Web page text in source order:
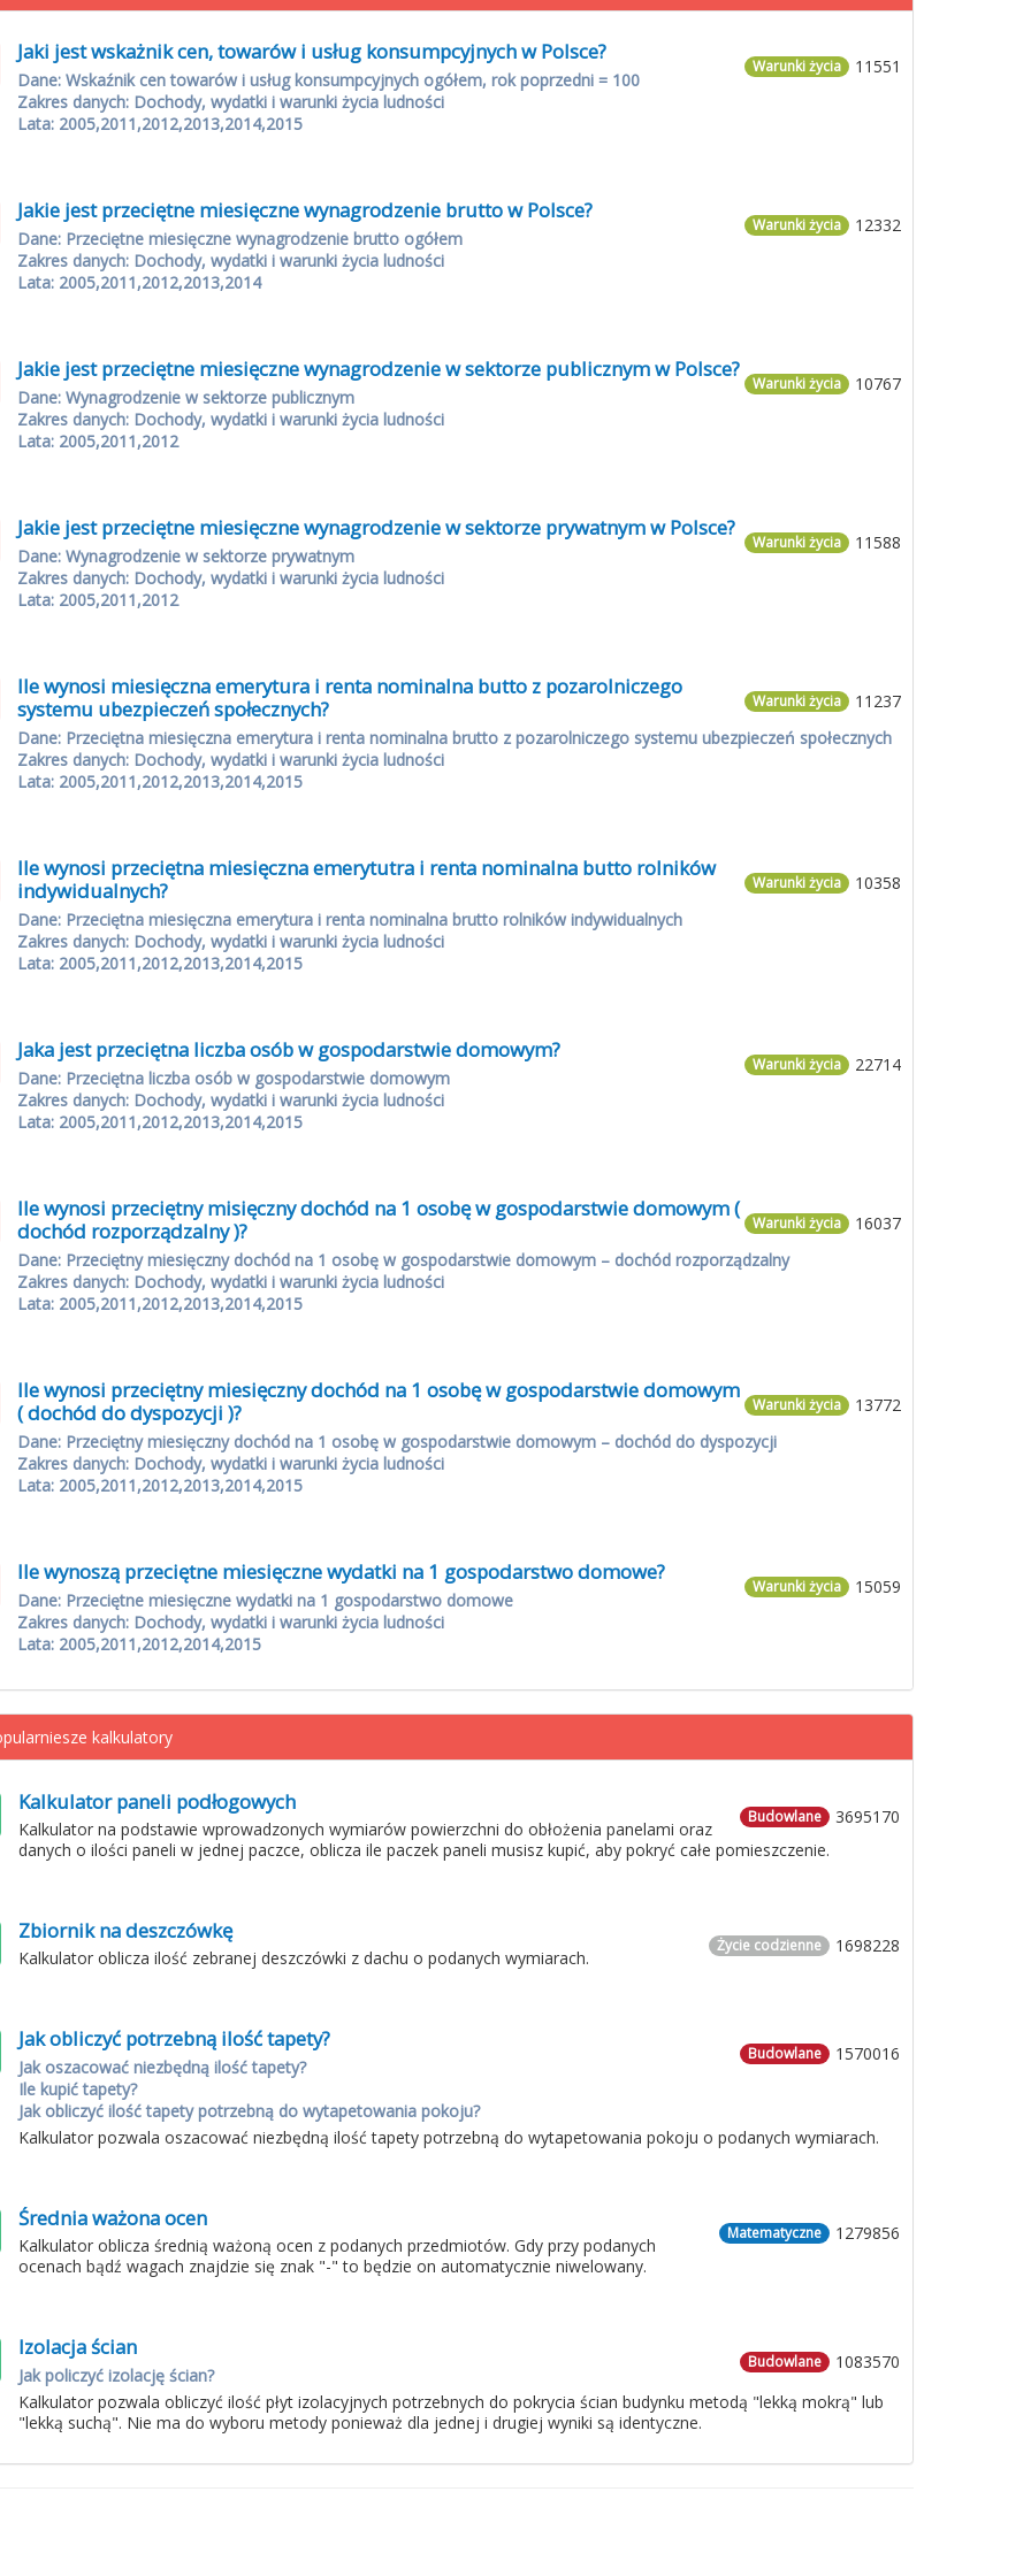
11551
Warunki życia
Jaki jest wskażnik cen, towarów i usług konsumpcyjnych w Polsce?
Dane: Wskaźnik cen towarów i usług konsumpcyjnych ogółem, rok poprzedni = 100
Zakres danych: Dochody, wydatki i warunki życia ludności
Lata: 2005,2011,2012,2013,2014,2015
12332
Warunki życia
Jakie jest przeciętne miesięczne wynagrodzenie brutto w Polsce?
Dane: Przeciętne miesięczne wynagrodzenie brutto ogółem
Zakres danych: Dochody, wydatki i warunki życia ludności
Lata: 2005,2011,2012,2013,2014
10767
Warunki życia
Jakie jest przeciętne miesięczne wynagrodzenie w sektorze publicznym w Polsce?
Dane: Wynagrodzenie w sektorze publicznym
Zakres danych: Dochody, wydatki i warunki życia ludności
Lata: 2005,2011,2012
11588
Warunki życia
Jakie jest przeciętne miesięczne wynagrodzenie w sektorze prywatnym w Polsce?
Dane: Wynagrodzenie w sektorze prywatnym
Zakres danych: Dochody, wydatki i warunki życia ludności
Lata: 2005,2011,2012
11237
Warunki życia
Ile wynosi miesięczna emerytura i renta nominalna butto z pozarolniczego
systemu ubezpieczeń społecznych?
Dane: Przeciętna miesięczna emerytura i renta nominalna brutto z pozarolniczego systemu ubezpieczeń społecznych
Zakres danych: Dochody, wydatki i warunki życia ludności
Lata: 2005,2011,2012,2013,2014,2015
10358
Warunki życia
Ile wynosi przeciętna miesięczna emerytutra i renta nominalna butto rolników
indywidualnych?
Dane: Przeciętna miesięczna emerytura i renta nominalna brutto rolników indywidualnych
Zakres danych: Dochody, wydatki i warunki życia ludności
Lata: 2005,2011,2012,2013,2014,2015
22714
Warunki życia
Jaka jest przeciętna liczba osób w gospodarstwie domowym?
Dane: Przeciętna liczba osób w gospodarstwie domowym
Zakres danych: Dochody, wydatki i warunki życia ludności
Lata: 2005,2011,2012,2013,2014,2015
16037
Warunki życia
Ile wynosi przeciętny misięczny dochód na 1 osobę w gospodarstwie domowym (
dochód rozporządzalny )?
Dane: Przeciętny miesięczny dochód na 1 osobę w gospodarstwie domowym – dochód rozporządzalny
Zakres danych: Dochody, wydatki i warunki życia ludności
Lata: 2005,2011,2012,2013,2014,2015
13772
Warunki życia
Ile wynosi przeciętny miesięczny dochód na 1 osobę w gospodarstwie domowym
( dochód do dyspozycji )?
Dane: Przeciętny miesięczny dochód na 1 osobę w gospodarstwie domowym – dochód do dyspozycji
Zakres danych: Dochody, wydatki i warunki życia ludności
Lata: 2005,2011,2012,2013,2014,2015
15059
Warunki życia
Ile wynoszą przeciętne miesięczne wydatki na 1 gospodarstwo domowe?
Dane: Przeciętne miesięczne wydatki na 1 gospodarstwo domowe
Zakres danych: Dochody, wydatki i warunki życia ludności
Lata: 2005,2011,2012,2014,2015
kalkulatory
3695170
Budowlane
Kalkulator paneli podłogowych
Kalkulator na podstawie wprowadzonych wymiarów powierzchni do obłożenia panelami oraz
danych o ilości paneli w jednej paczce, oblicza ile paczek paneli musisz kupić, aby pokryć całe pomieszczenie.
1698228
Życie codzienne
Zbiornik na deszczówkę
Kalkulator oblicza ilość zebranej deszczówki z dachu o podanych wymiarach.
1570016
Budowlane
Jak obliczyć potrzebną ilość tapety?
Jak oszacować niezbędną ilość tapety?
Ile kupić tapety?
Jak obliczyć ilość tapety potrzebną do wytapetowania pokoju?
Kalkulator pozwala oszacować niezbędną ilość tapety potrzebną do wytapetowania pokoju o podanych wymiarach.
1279856
Matematyczne
Średnia ważona ocen
Kalkulator oblicza średnią ważoną ocen z podanych przedmiotów. Gdy przy podanych
ocenach bądź wagach znajdzie się znak "-" to będzie on automatycznie niwelowany.
1083570
Budowlane
Izolacja ścian
Jak policzyć izolację ścian?
Kalkulator pozwala obliczyć ilość płyt izolacyjnych potrzebnych do pokrycia ścian budynku metodą "lekką mokrą" lub
"lekką suchą". Nie ma do wyboru metody ponieważ dla jednej i drugiej wyniki są identyczne.